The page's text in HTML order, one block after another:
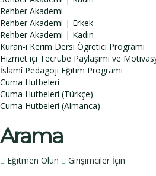
Rehber Akademi
Rehber Akademi | Erkek
Rehber Akademi | Kadın
Kuran-ı Kerim Dersi Ögretici Programı
Hizmet içi Tecrübe Paylaşımı ve
İslamî Pedagoji Eğitim Programı
Cuma Hutbeleri
Cuma Hutbeleri (Türkçe)
Cuma Hutbeleri (Almanca)
Arama
Eğitmen Olun Girişimciler İçin